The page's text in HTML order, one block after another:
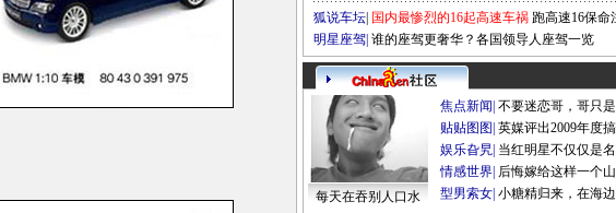
狐说车坛 国内最惨烈的16起高速车祸 跑高速16保命
明星座驾 谁的座驾更奢华？各国领导人座驾一览
每天在吞别人口水
焦点新闻 不要迷恋哥，哥只
贴贴图图 英媒评出2009年度
娱乐旮旯 当红明星不仅仅是
情感世界 后悔嫁给这样一个
型男索女 小糖精归来，在海